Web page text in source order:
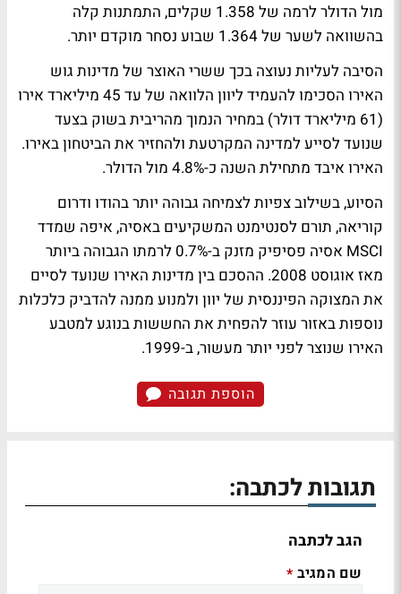
מול הדולר לרמה של 1.358 שקלים, התמתנות קלה
בהשוואה לשער של 1.364 שבוע נסחר מוקדם יותר.
הסיבה לעליות נעוצה בכך ששרי האוצר של מדינות גוש
האירו הסכימו להעמיד ליוון הלוואה של עד 45 מיליארד אירו
(61 מיליארד דולר) במחיר הנמוך מהריבית בשוק בצעד
שנועד לסייע למדינה המקרטעת ולהחזיר את הביטחון באירו.
האירו איבד מתחילת השנה כ-4.8% מול הדולר.
הסיוע, בשילוב צפיות לצמיחה גבוהה יותר בהודו ודרום
קוריאה, תורם לסנטימנט המשקיעים באסיה, איפה שמדד
MSCI אסיה פסיפיק מזנק ב-0.7% לרמתו הגבוהה ביותר
מאז אוגוסט 2008. ההסכם בין מדינות האירו שנועד לסיים
את המצוקה הפיננסית של יוון ולמנוע ממנה להדביק כלכלות
נוספות באזור עוזר להפחית את החששות בנוגע למטבע
האירו שנוצר לפני יותר מעשור, ב-1999.
הוספת תגובה
תגובות לכתבה:
הגב לכתבה
שם המגיב *